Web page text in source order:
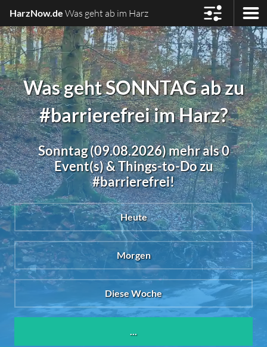
HarzNow.de Was geht ab im Harz
Was geht SONNTAG ab zu
#barrierefrei im Harz?
Sonntag (09.08.2026) mehr als 0
Event(s) & Things-to-Do zu
#barrierefrei!
Heute
Morgen
Diese Woche